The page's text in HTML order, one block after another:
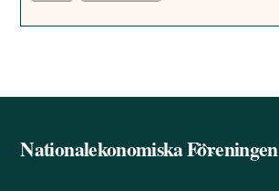
Back
Nationalekonomiska Föreningen